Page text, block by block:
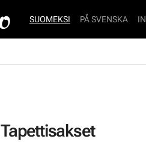
SUOMEKSI PÅ SVENSKA
Tapettisakset